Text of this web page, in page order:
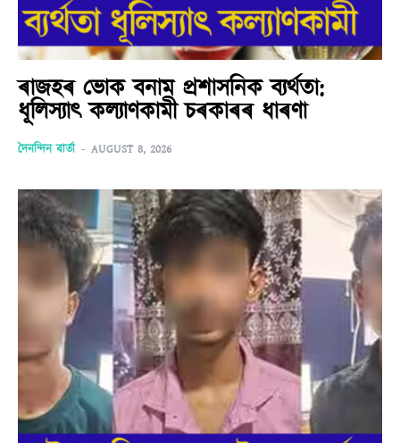
ৰাজহৰ ভোক বনাম প্ৰশাসনিক ব্যৰ্থতা:
ধূলিস্যাৎ কল্যাণকামী চৰকাৰৰ ধাৰণা
দৈনন্দিন বাৰ্তা - AUGUST 8, 2026